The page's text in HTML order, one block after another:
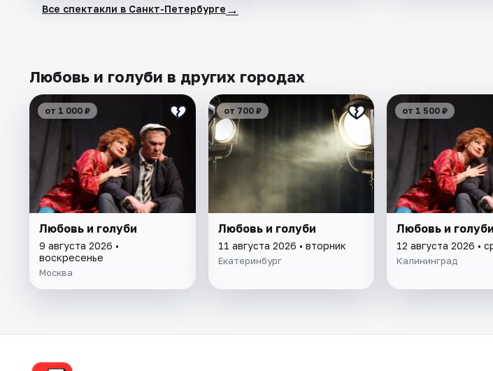
Все спектакли в Санкт-Петербурге →
Любовь и голуби в других городах
от 1 000 ₽
Любовь и голуби
9 августа 2026 •
воскресенье
Москва
от 700 ₽
Любовь и голуби
11 августа 2026 • вторник
Екатеринбург
от 1 500 ₽
Любовь и голуби
12 августа 2026 •
Калининград